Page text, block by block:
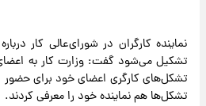
نماینده کارگران در شورای‌عالی کار
تشکیل می‌شود گفت: وزارت کار به اعضای
تشکل‌های کارگری اعضای خود برای حضور
تشکل‌ها هم نماینده خود را معرفی کردند.